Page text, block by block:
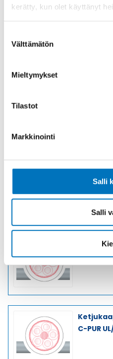
kerätty, kun olet käyttänyt
valinta
Välttämätön
Mieltymykset
Tilastot
Markkinointi
Salli
Salli
C-PUR
C-PUR
C-PUR
C-PUR
C-PUR